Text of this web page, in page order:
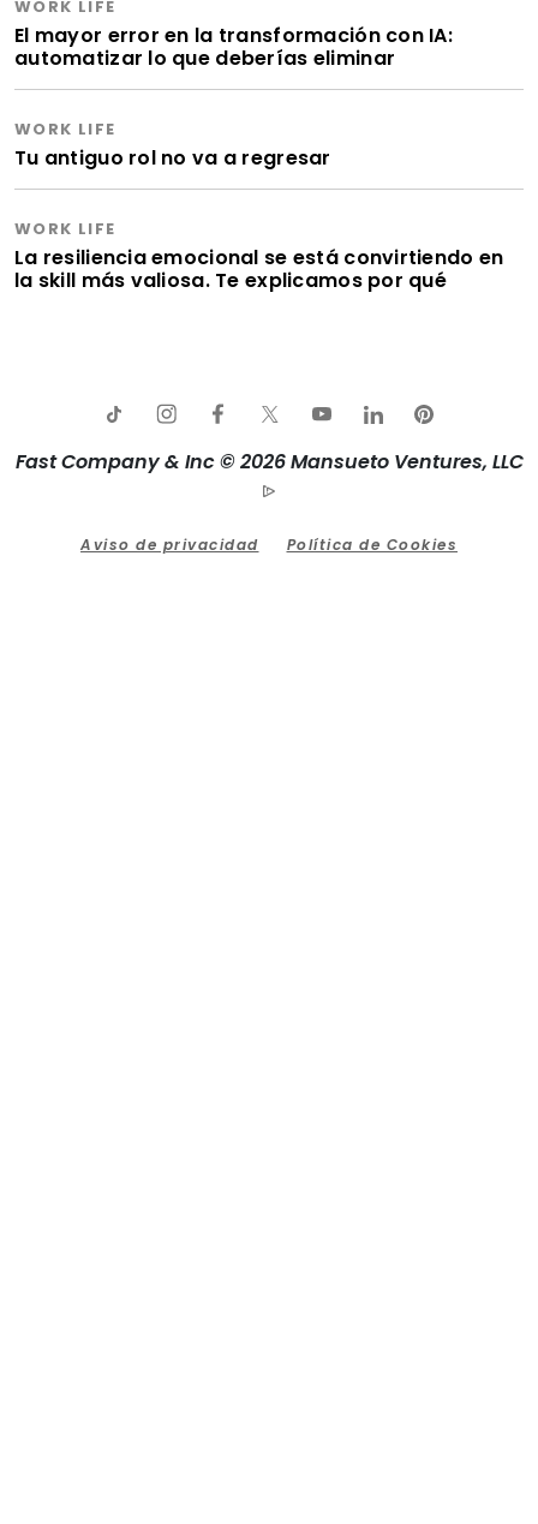
WORK LIFE
El mayor error en la transformación con IA:
automatizar lo que deberías eliminar
WORK LIFE
Tu antiguo rol no va a regresar
WORK LIFE
La resiliencia emocional se está convirtiendo en
la skill más valiosa. Te explicamos por qué
Fast Company & Inc © 2026 Mansueto Ventures, LLC
Aviso de privacidad Política de Cookies